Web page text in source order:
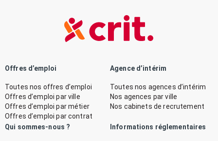
Offres d’emploi
Toutes nos offres d’emploi
Offres d’emploi par ville
Offres d’emploi par métier
Offres d’emploi par contrat
Agence d’intérim
Toutes nos agences d’intérim
Nos agences par ville
Nos cabinets de recrutement
Qui sommes-nous ? Informations réglementaires